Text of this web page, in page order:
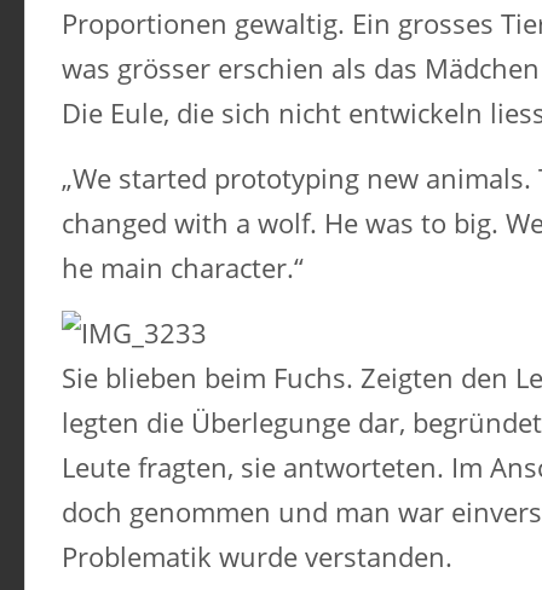
Proportionen gewaltig. Ein grosses
was grösser erschien als das
Die Eule, die sich nicht entwickeln
„We started prototyping new
changed with a wolf. He was to big.
he main character.“
Sie blieben beim Fuchs. Zeigten den
legten die Überlegunge dar,
Leute fragten, sie antworteten. Im
doch genommen und man war
Problematik wurde verstanden.